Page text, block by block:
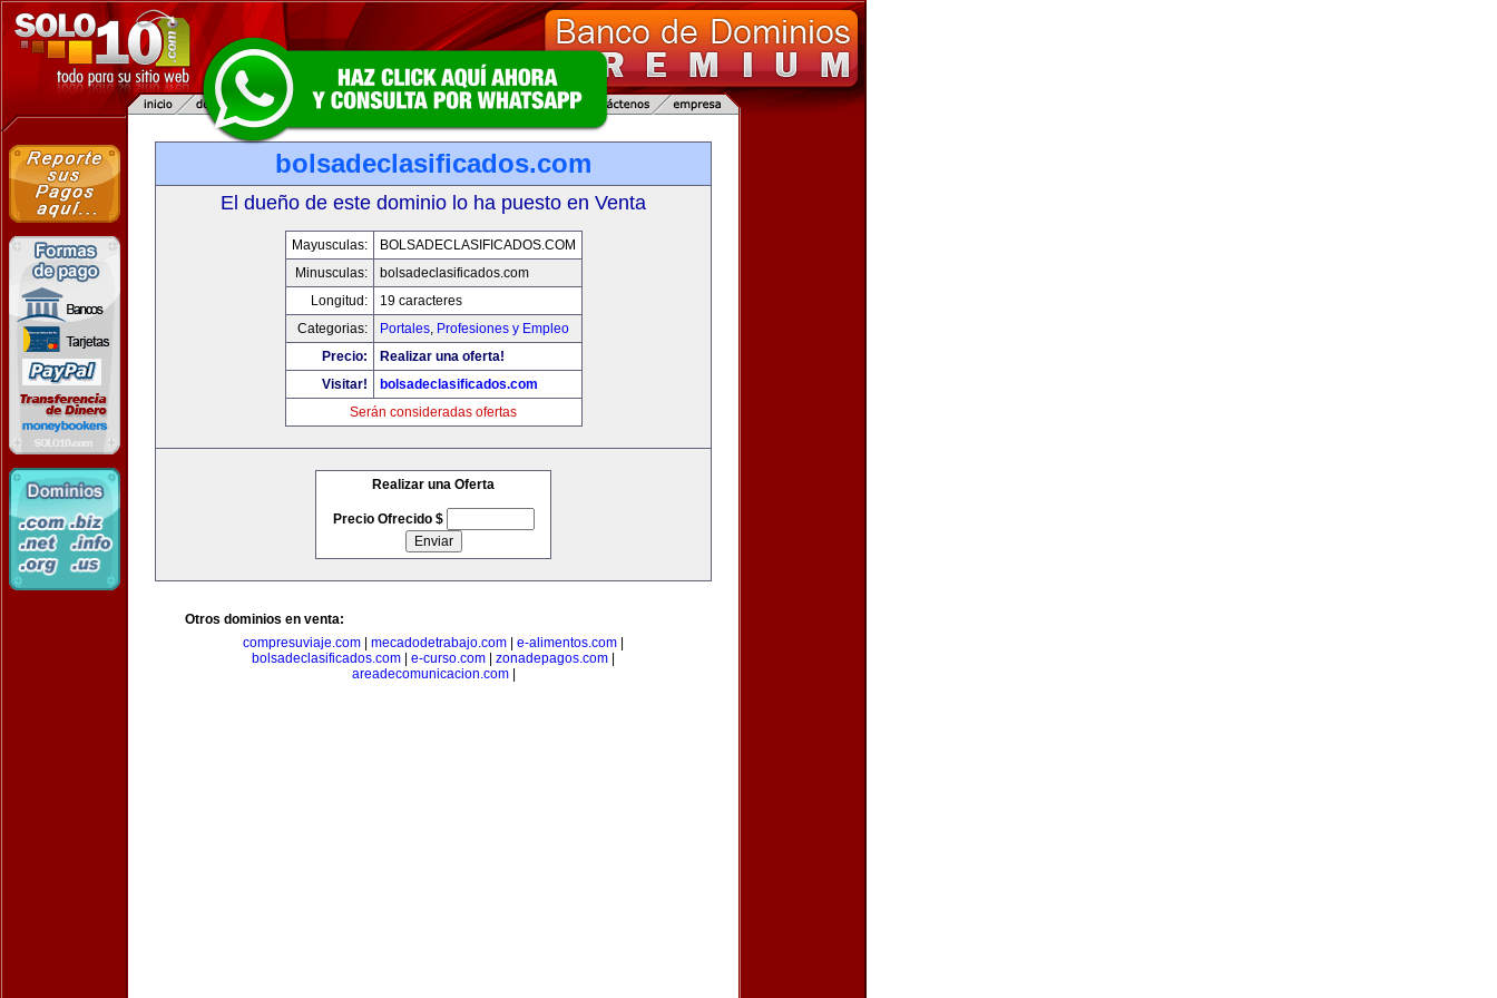
bolsadeclasificados.com
El dueño de este dominio lo ha puesto en Venta
Mayusculas:
BOLSADECLASIFICADOS.COM
Minusculas:
bolsadeclasificados.com
Longitud:
19 caracteres
Categorias:
Portales, Profesiones y Empleo
Precio:
Realizar una oferta!
Visitar!
bolsadeclasificados.com
Serán consideradas ofertas
Realizar una Oferta
Precio Ofrecido $
Otros dominios en venta:
compresuviaje.com
mecadodetrabajo.com e-alimentos.com
bolsadeclasificados.com
e-curso.com zonadepagos.com
areadecomunicacion.com|